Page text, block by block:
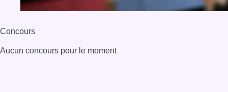
Concours
Aucun concours pour le moment